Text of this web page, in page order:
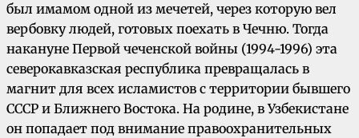
был имамом одной из мечетей, через которую вел
вербовку людей, готовых поехать в Чечню. Тогда
накануне Первой чеченской войны (1994-1996) эта
северокавказская республика превращалась в
магнит для всех исламистов с территории бывшего
СССР и Ближнего Востока. На родине, в Узбекистане
он попадает под внимание правоохранительных